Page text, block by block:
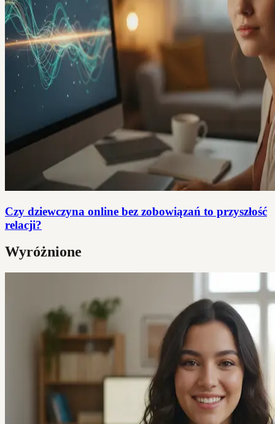
Czy dziewczyna online bez zobowiązań to przyszłość
relacji?
Wyróżnione